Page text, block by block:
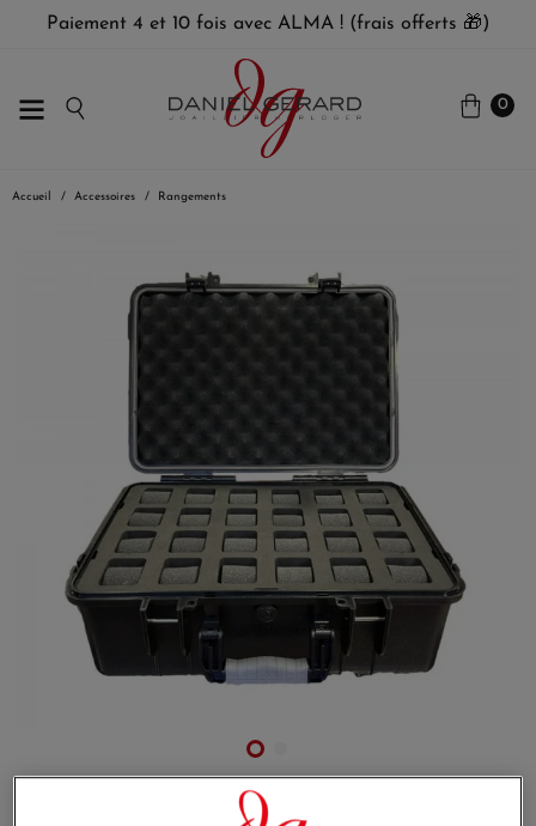
Paiement 4 et 10 fois avec ALMA ! (frais offerts 🎁)
0
Accueil Accessoires Rangements
Valise Étanche Kronokeeper Pour